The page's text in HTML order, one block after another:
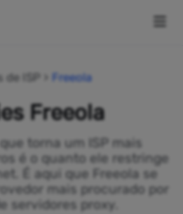
de ISP Freeola
Freeola
torna um ISP mais
é o quanto ele restringe
É aqui que Freeola se
mais procurado por
servidores proxy.